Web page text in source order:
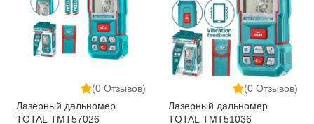
(0 Отзывов)
Лазерный дальномер
TOTAL TMT57026
(0 Отзывов)
Лазерный дальномер
TOTAL TMT51036